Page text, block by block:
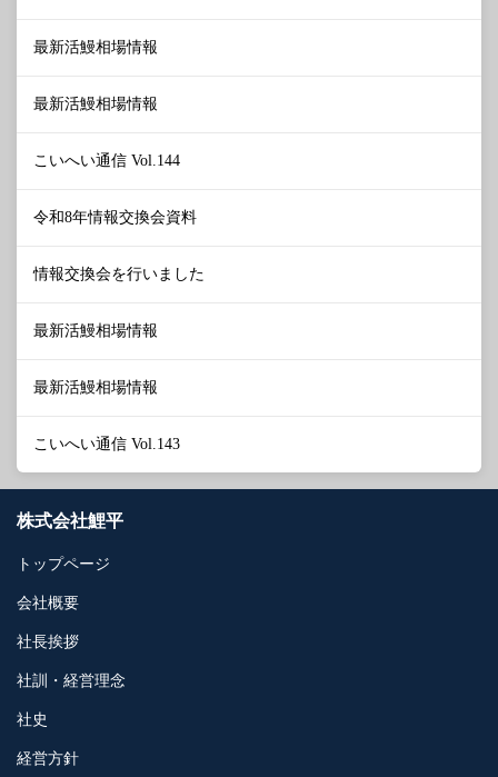
最新活鰻相場情報
最新活鰻相場情報
こいへい通信 Vol.144
令和8年情報交換会資料
情報交換会を行いました
最新活鰻相場情報
最新活鰻相場情報
こいへい通信 Vol.143
株式会社鯉平
トップページ
会社概要
社長挨拶
社訓・経営理念
社史
経営方針